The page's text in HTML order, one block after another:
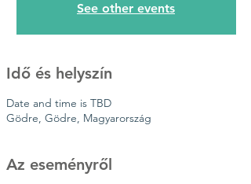
See other events
Idő és helyszín
Date and time is TBD
Gödre, Gödre, Magyarország
Az eseményről